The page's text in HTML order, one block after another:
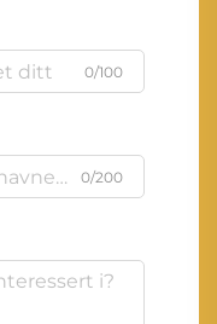
0/100
0/200